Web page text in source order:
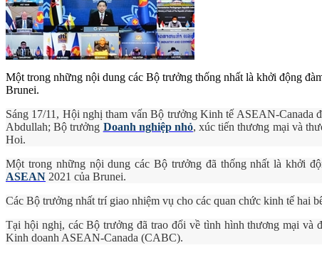
Một trong những nội dung các Bộ trưởng thống nhất là khởi động
Brunei.
Sáng 17/11, Hội nghị tham vấn Bộ trưởng Kinh tế ASEAN-Canada
Abdullah; Bộ trưởng Doanh nghiệp nhỏ, xúc tiến thương mại và
Hoi.
Một trong những nội dung các Bộ trưởng đã thống nhất là khởi
ASEAN 2021 của Brunei.
Các Bộ trưởng nhất trí giao nhiệm vụ cho các quan chức kinh tế hai
Tại hội nghị, các Bộ trưởng đã trao đổi về tình hình thương mại
Kinh doanh ASEAN-Canada (CABC).